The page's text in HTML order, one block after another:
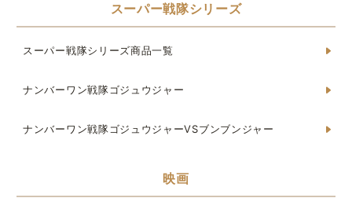
スーパー戦隊シリーズ
スーパー戦隊シリーズ商品一覧
ナンバーワン戦隊ゴジュウジャー
ナンバーワン戦隊ゴジュウジャーVSブンブンジャー
映画